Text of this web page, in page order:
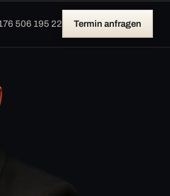
506 195 22 Termin anfragen